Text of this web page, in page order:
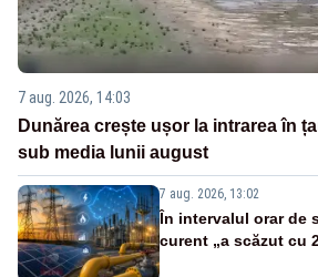
7 aug. 2026, 14:03
Dunărea crește ușor la intrarea în
sub media lunii august
7 aug. 2026, 13:02
În intervalul orar de
curent „a scăzut cu